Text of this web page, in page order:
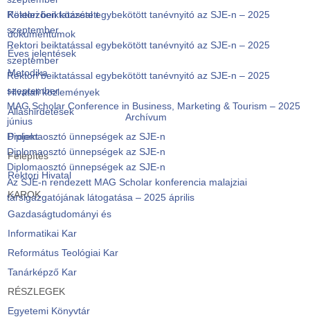
Kötelezően közzétett
dokumentumok
Éves jelentések
Metodika
Hivatali közlemények
Álláshirdetések
Archívum
Projekt
Felépítés
Rektori Hivatal
KAROK
Gazdaságtudományi és
Informatikai Kar
Református Teológiai Kar
Tanárképző Kar
RÉSZLEGEK
Egyetemi Könyvtár
Rektori beiktatással egybekötött tanévnyitó az SJE-n – 2025
szeptember
Rektori beiktatással egybekötött tanévnyitó az SJE-n – 2025
szeptember
Rektori beiktatással egybekötött tanévnyitó az SJE-n – 2025
szeptember
MAG Scholar Conference in Business, Marketing & Tourism – 2025
június
Diplomaosztó ünnepségek az SJE-n
Diplomaosztó ünnepségek az SJE-n
Diplomaosztó ünnepségek az SJE-n
Az SJE-n rendezett MAG Scholar konferencia malajziai
társigazgatójának látogatása – 2025 április